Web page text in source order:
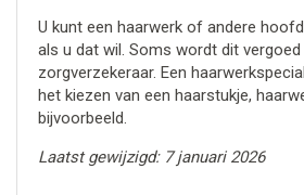
U kunt een haarwerk of andere
als u dat wil. Soms wordt dit
zorgverzekeraar. Een
het kiezen van een haarstukje,
bijvoorbeeld.
Laatst gewijzigd: 7 januari 2026